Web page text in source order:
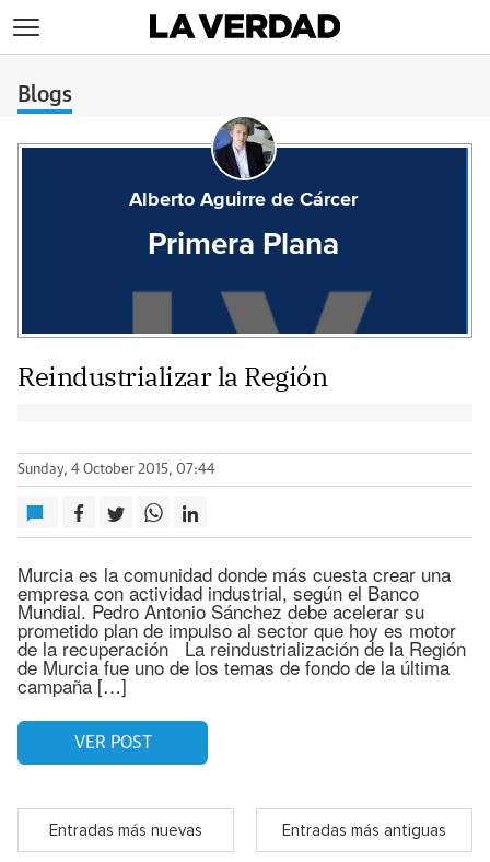
Blogs
Alberto Aguirre de Cárcer
Primera Plana
Reindustrializar la Región
Sunday, 4 October 2015, 07:44
Murcia es la comunidad donde más cuesta crear una
empresa con actividad industrial, según el Banco
Mundial. Pedro Antonio Sánchez debe acelerar su
prometido plan de impulso al sector que hoy es motor
de la recuperación La reindustrialización de la Región
de Murcia fue uno de los temas de fondo de la última
campaña […]
VER POST
Entradas más nuevas Entradas más antiguas